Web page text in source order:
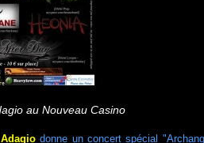
au Nouveau Casino
Adagiodonne un concert spécial